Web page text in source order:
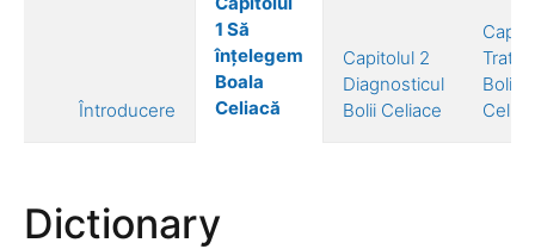
Întroducere
1 Să
înțelegem
Boala
Celiacă
Capitolul 2
Diagnosticul
Bolii Celiace
Bolii
Dictionary